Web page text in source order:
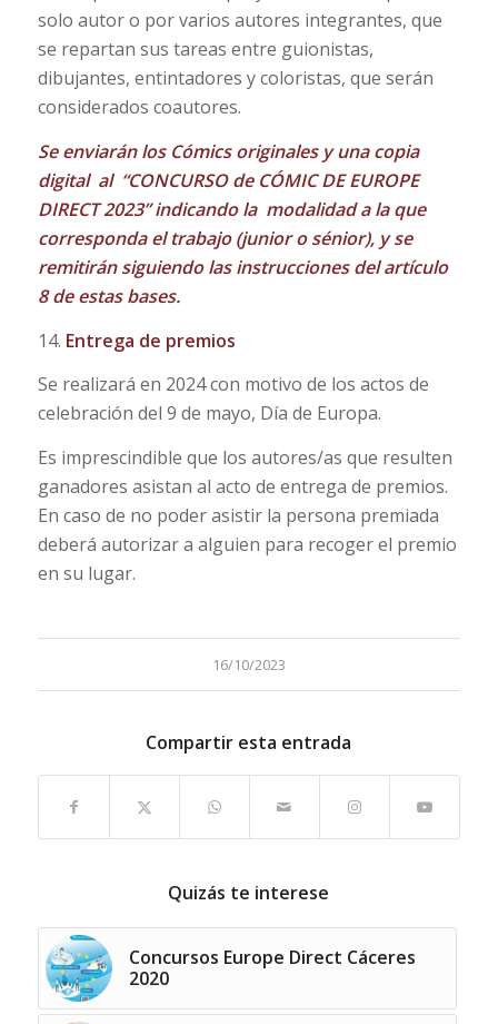
solo autor o por varios autores integrantes, que
se repartan sus tareas entre guionistas,
dibujantes, entintadores y coloristas, que serán
considerados coautores.
Se enviarán los Cómics originales y una copia
digital al “CONCURSO de CÓMIC DE EUROPE
DIRECT 2023” indicando la modalidad a la que
corresponda el trabajo (junior o sénior), y se
remitirán siguiendo las instrucciones del artículo
8 de estas bases.
14. Entrega de premios
Se realizará en 2024 con motivo de los actos de
celebración del 9 de mayo, Día de Europa.
Es imprescindible que los autores/as que resulten
ganadores asistan al acto de entrega de premios.
En caso de no poder asistir la persona premiada
deberá autorizar a alguien para recoger el premio
en su lugar.
16/10/2023
Compartir esta entrada
Quizás te interese
Concursos Europe Direct Cáceres
2020